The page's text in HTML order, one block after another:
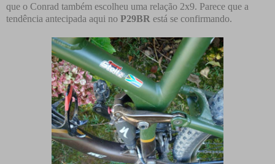
que o Conrad também escolheu uma relação 2x9. Parece que a
tendência antecipada aqui no P29BR está se confirmando.